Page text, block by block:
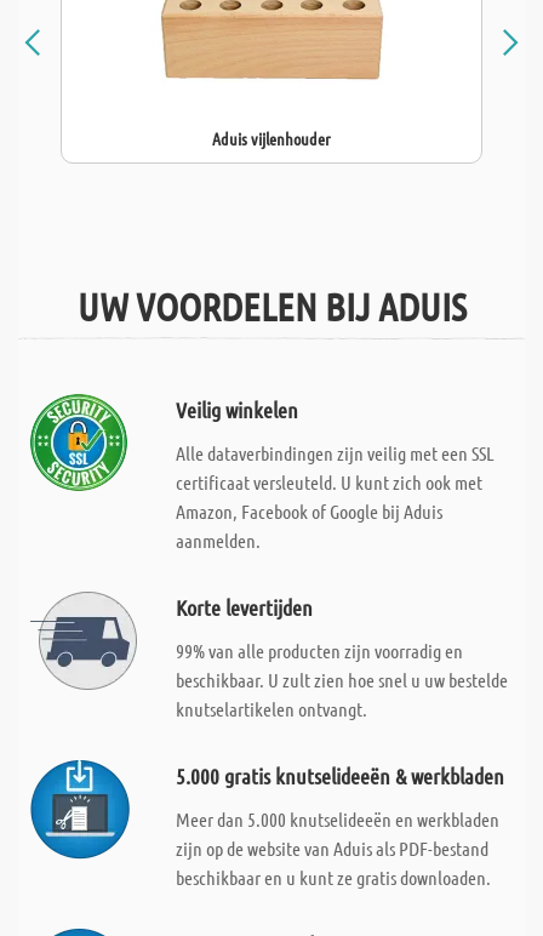
Aduis vijlenhouder
UW VOORDELEN BIJ ADUIS
Veilig winkelen
Alle dataverbindingen zijn veilig met een SSL
certificaat versleuteld. U kunt zich ook met
Amazon, Facebook of Google bij Aduis
aanmelden.
Korte levertijden
99% van alle producten zijn voorradig en
beschikbaar. U zult zien hoe snel u uw bestelde
knutselartikelen ontvangt.
5.000 gratis knutselideeën & werkbladen
Meer dan 5.000 knutselideeën en werkbladen
zijn op de website van Aduis als PDF-bestand
beschikbaar en u kunt ze gratis downloaden.